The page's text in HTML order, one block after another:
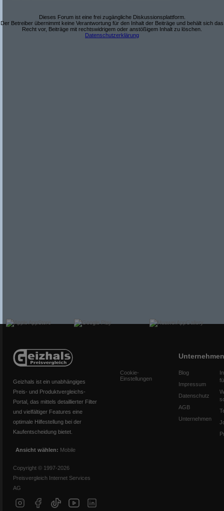
Dieses Forum ist eine frei zugängliche Diskussionsplattform.
Der Betreiber übernimmt keine Verantwortung für den Inhalt der Beiträge und behält sich das
Recht vor, Beiträge mit rechtswidrigem oder anstößigem Inhalt zu löschen.
Datenschutzerklärung
Geizhals ist ein unabhängiges
Preis- und Produktvergleichs-
Portal, das mittels detaillierter Filter
und vielfältiger Features eine
optimale Hilfestellung bei der
Kaufentscheidung bietet.
Ansicht wählen: Mobile
Copyright © 1997-2026
Preisvergleich Internet Services
AG
Cookie-
Einstellungen
Unternehmen
Blog
Impressum
Datenschutz
AGB
Unternehmen